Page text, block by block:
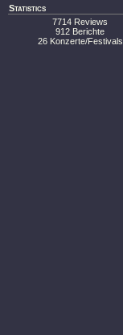
Statistics
7714 Reviews
912 Berichte
26 Konzerte/Festivals